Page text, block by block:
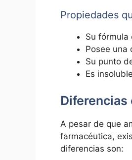
Propiedades
Su fórmula
Posee una
Su punto
Es
A pesar de que
farmacéutica,
diferencias son: